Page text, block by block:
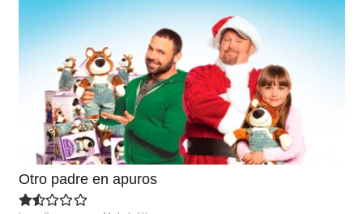
Otro padre en apuros